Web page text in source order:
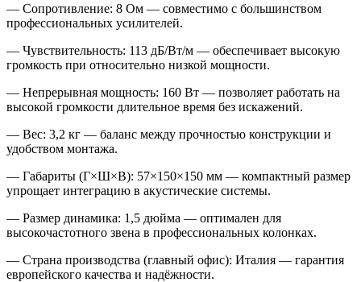
— Сопротивление: 8 Ом — совместимо с большинством
профессиональных усилителей.
— Чувствительность: 113 дБ/Вт/м — обеспечивает высокую
громкость при относительно низкой мощности.
— Непрерывная мощность: 160 Вт — позволяет работать на
высокой громкости длительное время без искажений.
— Вес: 3,2 кг — баланс между прочностью конструкции и
удобством монтажа.
— Габариты (Г×Ш×В): 57×150×150 мм — компактный размер
упрощает интеграцию в акустические системы.
— Размер динамика: 1,5 дюйма — оптимален для
высокочастотного звена в профессиональных колонках.
— Страна производства (главный офис): Италия — гарантия
европейского качества и надёжности.